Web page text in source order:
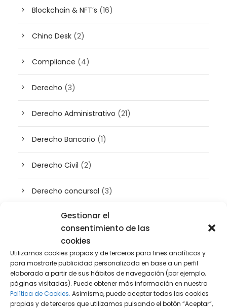
Gestionar el
consentimiento de las
cookies
Utilizamos cookies propias y de terceros para fines analíticos y
para mostrarle publicidad personalizada en base a un perfil
elaborado a partir de sus hábitos de navegación (por ejemplo,
páginas visitadas). Puede obtener más información en nuestra
Política de Cookies. Asimismo, puede aceptar todas las cookies
propias y de terceros que utilizamos pulsando el botón “Aceptar”,
Blockchain & NFT’s (16)
China Desk (2)
Compliance (4)
Derecho (3)
Derecho Administrativo (21)
Derecho Bancario (1)
Derecho Civil (2)
Derecho concursal (3)
Derecho de Empresa(45)
Derecho Digital(50)
Derecho Fiscal(131)
Derecho Inmobiliario(36)